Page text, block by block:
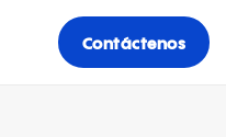
Contáctenos